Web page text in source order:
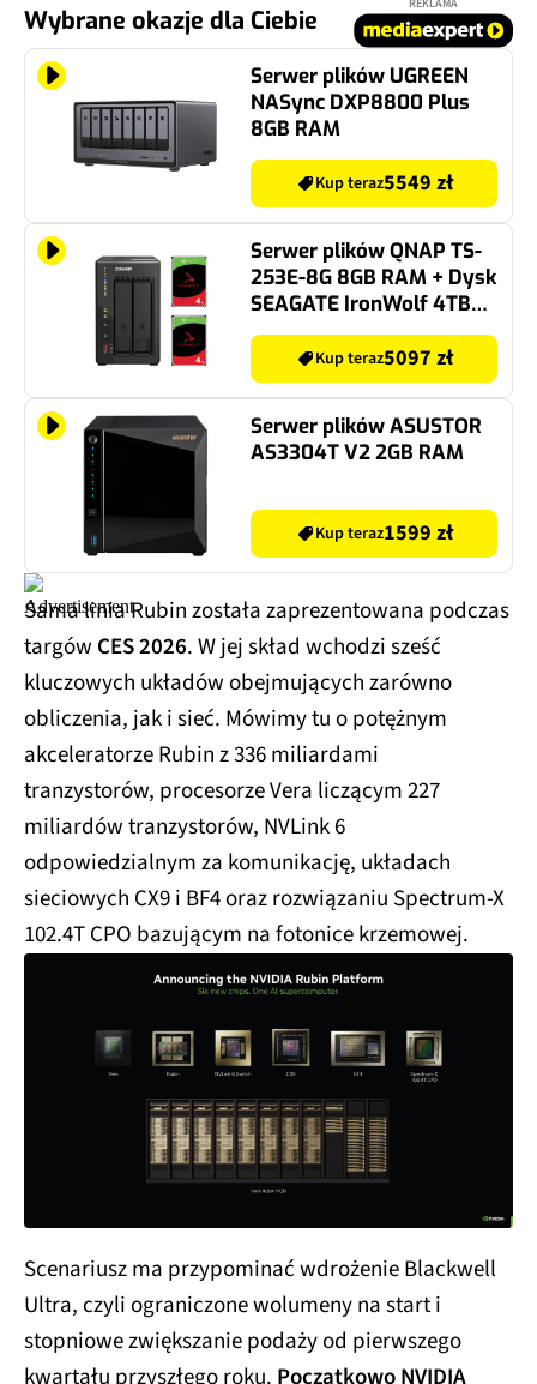
Wybrane okazje dla Ciebie
Serwer plików UGREEN
NASync DXP8800 Plus
8GB RAM
Kup teraz5549 zł
Serwer plików QNAP TS-
253E-8G 8GB RAM + Dysk
SEAGATE IronWolf 4TB
HDD (2 szt.)
Kup teraz5097 zł
Serwer plików ASUSTOR
AS3304T V2 2GB RAM
Kup teraz1599 zł
Sama linia Rubin została zaprezentowana podczas
targów CES 2026. W jej skład wchodzi sześć
kluczowych układów obejmujących zarówno
obliczenia, jak i sieć. Mówimy tu o potężnym
akceleratorze Rubin z 336 miliardami
tranzystorów, procesorze Vera liczącym 227
miliardów tranzystorów, NVLink 6
odpowiedzialnym za komunikację, układach
sieciowych CX9 i BF4 oraz rozwiązaniu Spectrum-X
102.4T CPO bazującym na fotonice krzemowej.
Scenariusz ma przypominać wdrożenie Blackwell
Ultra, czyli ograniczone wolumeny na start i
stopniowe zwiększanie podaży od pierwszego
kwartału przyszłego roku. Początkowo NVIDIA